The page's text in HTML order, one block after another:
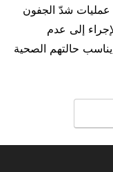
شدّ الجفون
إلى عدم
حالتهم الصحية